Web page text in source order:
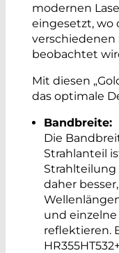
modernen
eingesetzt, wo
verschiedenen
beobachtet
Mit diesen
das optimale
Bandbreite:
Die
Strahlanteil
daher
und
reflektieren.